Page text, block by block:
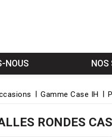
NOUS NOS
Gamme Case IH
RONDES